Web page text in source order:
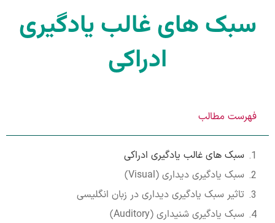
سبک های غالب یادگیری
ادراکی
فهرست مطالب
سبک های غالب یادگیری ادراکی
سبک یادگیری دیداری (Visual)
تاثیر سبک یادگیری دیداری در زبان انگلیسی
سبک یادگیری شنیداری (Auditory)